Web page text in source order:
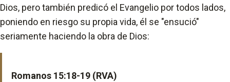
Dios, pero también predicó el Evangelio por todos lados,
poniendo en riesgo su propia vida, él se "ensució"
seriamente haciendo la obra de Dios:
Romanos 15:18-19 (RVA)